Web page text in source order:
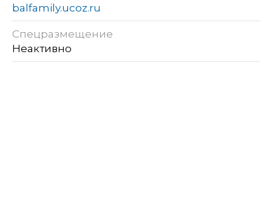
balfamily.ucoz.ru
Спецразмещение
Неактивно